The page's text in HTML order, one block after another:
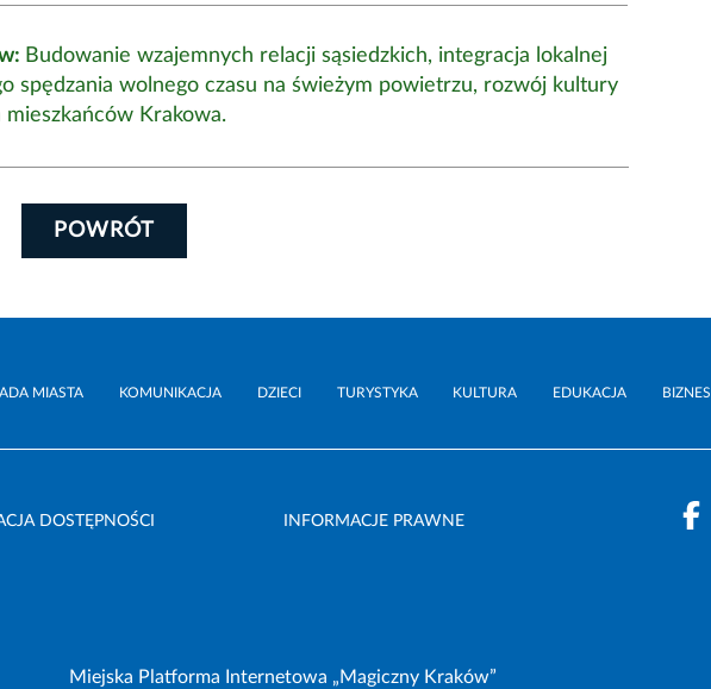
Budowanie wzajemnych relacji sąsiedzkich, integracja lokalnej
spędzania wolnego czasu na świeżym powietrzu, rozwój kultury
mieszkańców Krakowa.
POWRÓT
MIASTA KOMUNIKACJA DZIECI TURYSTYKA KULTURA EDUKACJA BIZNES
DOSTĘPNOŚCI INFORMACJE PRAWNE
Miejska Platforma Internetowa „Magiczny Kraków”